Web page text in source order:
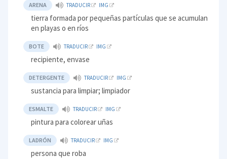
ARENA TRADUCIR IMG
tierra formada por pequeñas partículas que se acumulan
en playas o en ríos
BOTE TRADUCIR IMG
recipiente, envase
DETERGENTE TRADUCIR IMG
sustancia para limpiar; limpiador
ESMALTE TRADUCIR IMG
pintura para colorear uñas
LADRÓN TRADUCIR IMG
persona que roba